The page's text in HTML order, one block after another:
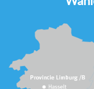
Lernende
Team